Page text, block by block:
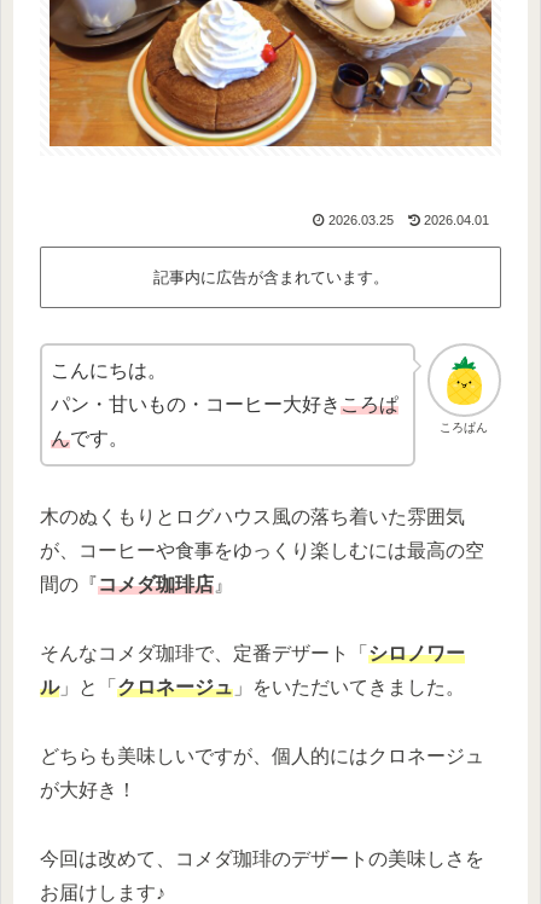
2026.03.25 2026.04.01
記事内に広告が含まれています。
ころぱん
こんにちは。
パン・甘いもの・コーヒー大好きころぱ
んです。
木のぬくもりとログハウス風の落ち着いた雰囲気
が、コーヒーや食事をゆっくり楽しむには最高の空
間の『 コメダ珈琲店』
そんなコメダ珈琲で、定番デザート「 シロノワー
ル」と「 クロネージュ 」をいただいてきました。
どちらも美味しいですが、個人的にはクロネージュ
が大好き！
今回は改めて、コメダ珈琲のデザートの美味しさを
お届けします♪